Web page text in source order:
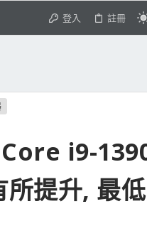
登入 註冊
i9-
所提升, 最